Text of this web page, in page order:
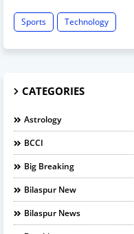
Sports Technology
CATEGORIES
Astrology
BCCI
Big Breaking
Bilaspur New
Bilaspur News